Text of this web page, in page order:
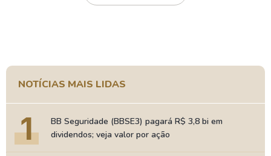
NOTÍCIAS MAIS LIDAS
1
BB Seguridade (BBSE3) pagará R$ 3,8 bi em
dividendos; veja valor por ação